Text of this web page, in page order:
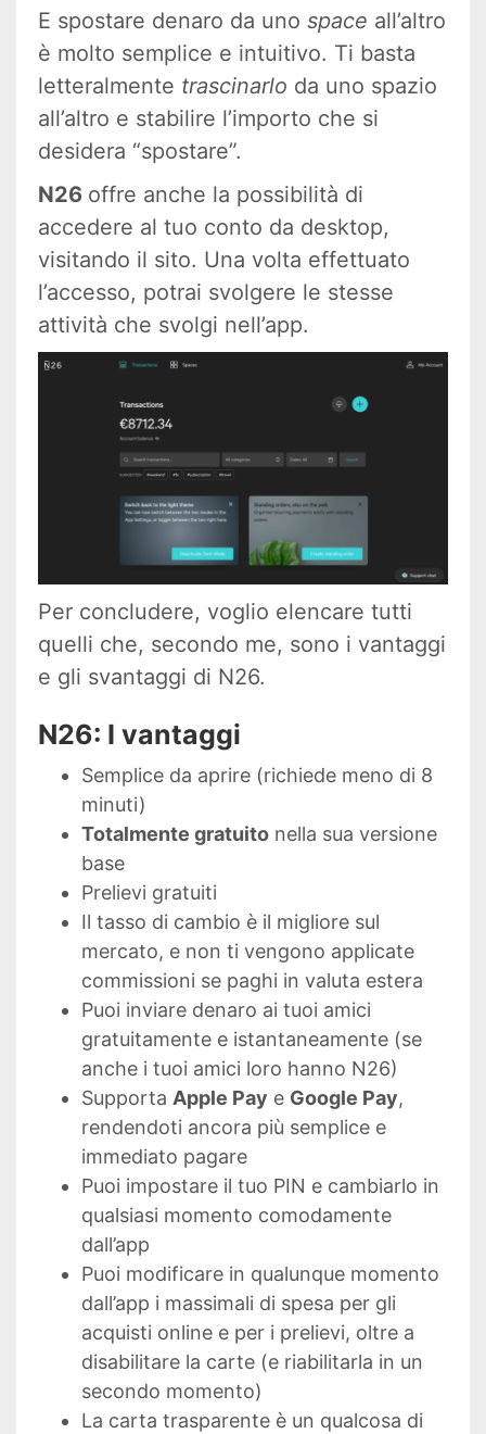
E spostare denaro da uno space all’altro
è molto semplice e intuitivo. Ti basta
letteralmente trascinarlo da uno spazio
all’altro e stabilire l’importo che si
desidera “spostare”.
N26 offre anche la possibilità di
accedere al tuo conto da desktop,
visitando il sito. Una volta effettuato
l’accesso, potrai svolgere le stesse
attività che svolgi nell’app.
Per concludere, voglio elencare tutti
quelli che, secondo me, sono i vantaggi
e gli svantaggi di N26.
N26: I vantaggi
Semplice da aprire (richiede meno di 8
minuti)
Totalmente gratuito nella sua versione
base
Prelievi gratuiti
Il tasso di cambio è il migliore sul
mercato, e non ti vengono applicate
commissioni se paghi in valuta estera
Puoi inviare denaro ai tuoi amici
gratuitamente e istantaneamente (se
anche i tuoi amici loro hanno N26)
Supporta Apple Pay e Google Pay,
rendendoti ancora più semplice e
immediato pagare
Puoi impostare il tuo PIN e cambiarlo in
qualsiasi momento comodamente
dall’app
Puoi modificare in qualunque momento
dall’app i massimali di spesa per gli
acquisti online e per i prelievi, oltre a
disabilitare la carte (e riabilitarla in un
secondo momento)
La carta trasparente è un qualcosa di